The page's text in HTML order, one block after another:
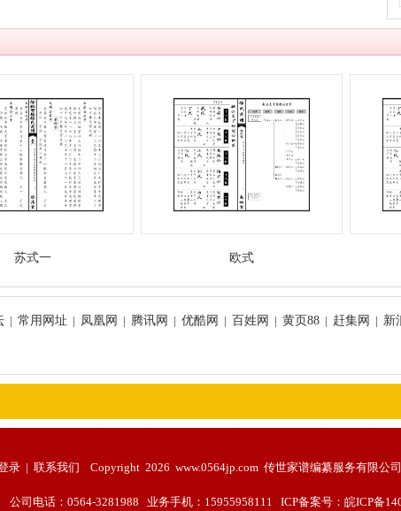
一
| 常用网址 | 凤凰网 | 腾讯网 | 优酷网 | 百姓网 | 黄页88| 赶集网 | 新
录| 联系我们 Copyright 2026 www.0564jp.com 传世家谱编纂服务有限公
司电话：0564-3281988 业务手机：15955958111 ICP备案号： 皖ICP备